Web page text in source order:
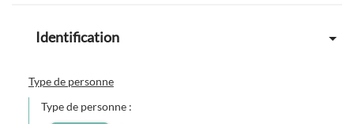
Identification
Type de personne
Type de personne :